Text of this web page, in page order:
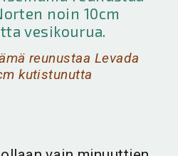
reunustaa Levada
kutistunutta